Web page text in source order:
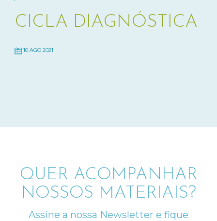
CICLA DIAGNÓSTICA
10 AGO 2021
QUER ACOMPANHAR
NOSSOS MATERIAIS?
Assine a nossa Newsletter e fique